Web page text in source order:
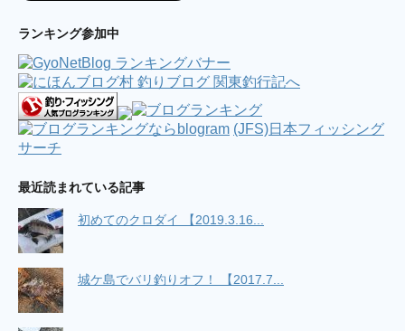
ランキング参加中
(JFS)日本フィッシング
サーチ
最近読まれている記事
初めてのクロダイ 【2019.3.16...
城ケ島でバリ釣りオフ！ 【2017.7...